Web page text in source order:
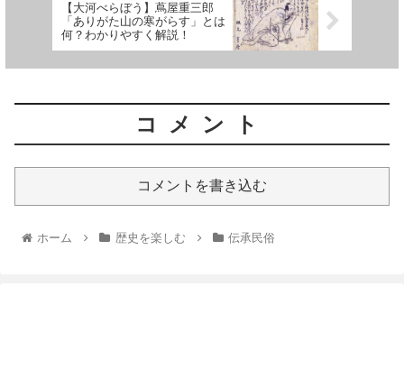
【大河べらぼう】蔦屋重三郎
「ありがた山の寒がらす」とは
何？わかりやすく解説！
コメント
コメントを書き込む
ホーム 歴史を楽しむ 伝承民俗